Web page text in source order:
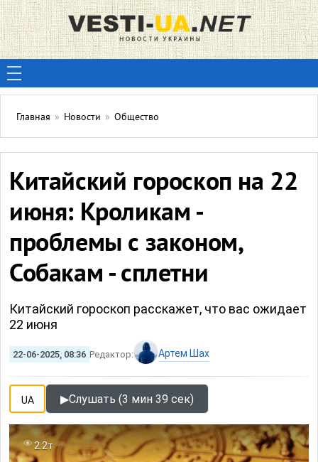
Главная » Новости » Общество
Китайский гороскоп на 22
июня: Кроликам -
проблемы с законом,
Собакам - сплетни
Китайский гороскоп расскажет, что вас ожидает
22 июня
22-06-2025, 08:36 Редактор: Артем Шах
UA ▶Слушать (3 мин 39 сек)
2.2т